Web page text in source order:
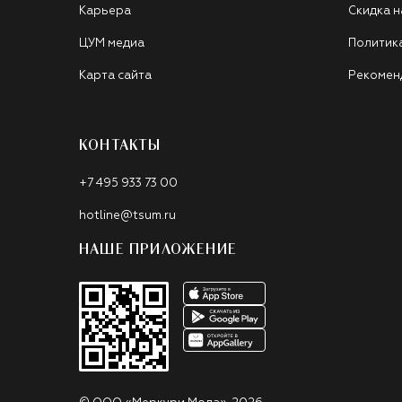
Карьера
ЦУМ медиа
Карта сайта
Скидка
КОНТАКТЫ
+7 495 933 73 00
hotline@tsum.ru
НАШЕ ПРИЛОЖЕНИЕ